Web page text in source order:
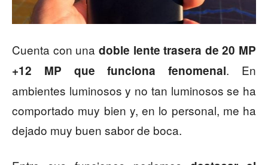
Cuenta con una doble lente trasera de 20 MP
+12 MP que funciona fenomenal. En
ambientes luminosos y no tan luminosos se ha
comportado muy bien y, en lo personal, me ha
dejado muy buen sabor de boca.